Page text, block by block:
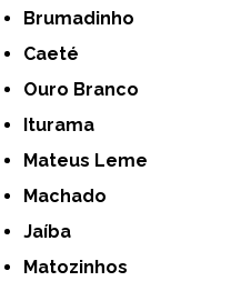
Brumadinho
Caeté
Ouro Branco
Iturama
Mateus Leme
Machado
Jaíba
Matozinhos